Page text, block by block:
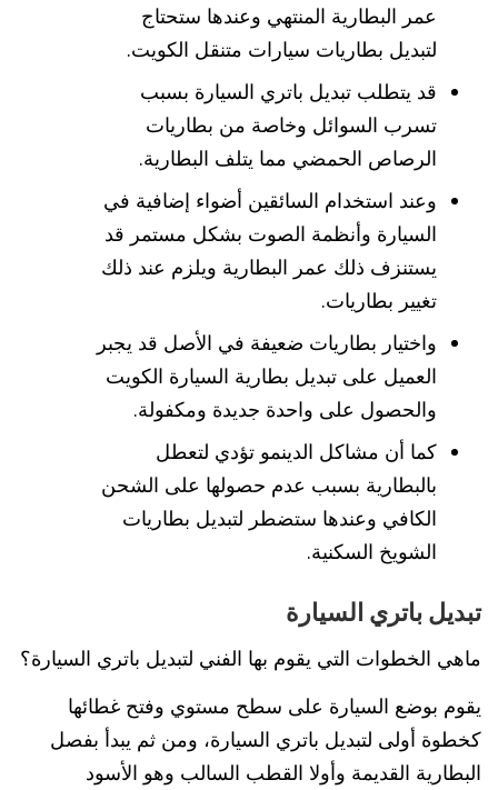
عمر البطارية المنتهي وعندها ستحتاج
لتبديل بطاريات سيارات متنقل الكويت.
قد يتطلب تبديل باتري السيارة بسبب
تسرب السوائل وخاصة من بطاريات
الرصاص الحمضي مما يتلف البطارية.
وعند استخدام السائقين أضواء إضافية في
السيارة وأنظمة الصوت بشكل مستمر قد
يستنزف ذلك عمر البطارية ويلزم عند ذلك
تغيير بطاريات.
واختيار بطاريات ضعيفة في الأصل قد يجبر
العميل على تبديل بطارية السيارة الكويت
والحصول على واحدة جديدة ومكفولة.
كما أن مشاكل الدينمو تؤدي لتعطل
بالبطارية بسبب عدم حصولها على الشحن
الكافي وعندها ستضطر لتبديل بطاريات
الشويخ السكنية.
تبديل باتري السيارة
ماهي الخطوات التي يقوم بها الفني لتبديل باتري السيارة؟
يقوم بوضع السيارة على سطح مستوي وفتح غطائها
كخطوة أولى لتبديل باتري السيارة، ومن ثم يبدأ بفصل
البطارية القديمة وأولا القطب السالب وهو الأسود